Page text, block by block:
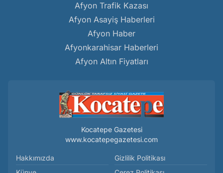
Afyon Trafik Kazası
Afyon Asayiş Haberleri
Afyon Haber
Afyonkarahisar Haberleri
Afyon Altın Fiyatları
Kocatepe Gazetesi
www.kocatepegazetesi.com
Hakkımızda
Gizlilik Politikası